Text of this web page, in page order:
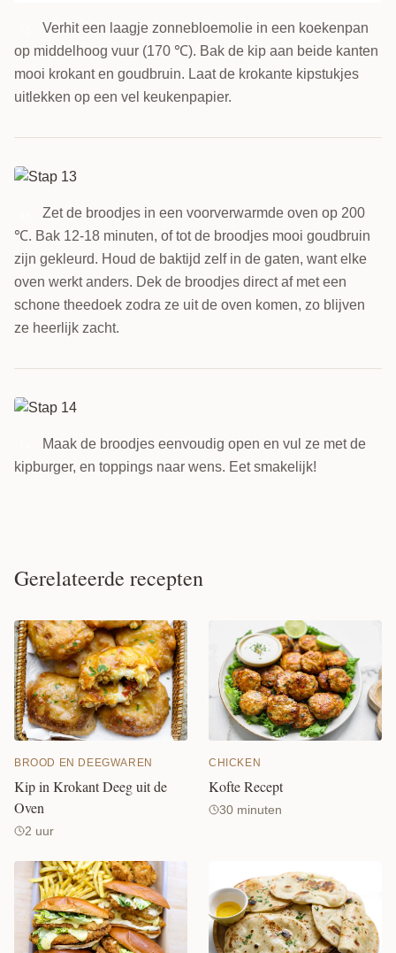
Verhit een laagje zonnebloemolie in een koekenpan
op middelhoog vuur (170 ℃). Bak de kip aan beide kanten
mooi krokant en goudbruin. Laat de krokante kipstukjes
uitlekken op een vel keukenpapier.
Zet de broodjes in een voorverwarmde oven op 200
℃. Bak 12-18 minuten, of tot de broodjes mooi goudbruin
zijn gekleurd. Houd de baktijd zelf in de gaten, want elke
oven werkt anders. Dek de broodjes direct af met een
schone theedoek zodra ze uit de oven komen, zo blijven
ze heerlijk zacht.
Maak de broodjes eenvoudig open en vul ze met de
kipburger, en toppings naar wens. Eet smakelijk!
Gerelateerde recepten
BROOD EN DEEGWAREN
Kip in Krokant Deeg uit de
Oven
2 uur
CHICKEN
Kofte Recept
30 minuten